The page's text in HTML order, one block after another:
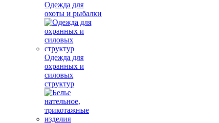
Одежда для
охоты и рыбалки
Одежда для
охранных и
силовых
структур